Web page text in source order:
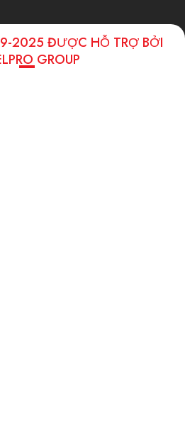
2025 ĐƯỢC HỖ TRỢ BỞI
GROUP